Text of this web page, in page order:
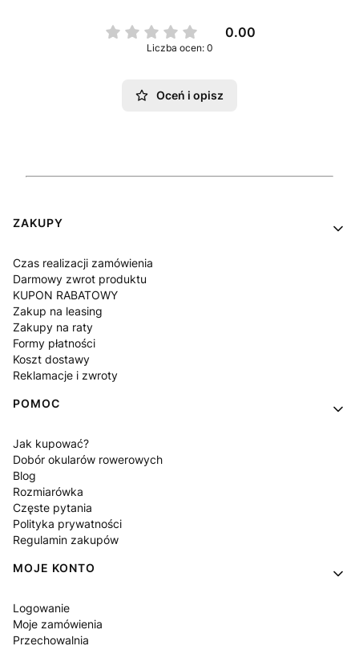
0.00
Liczba ocen: 0
Oceń i opisz
Linki w stopce
ZAKUPY
Czas realizacji zamówienia
Darmowy zwrot produktu
KUPON RABATOWY
Zakup na leasing
Zakupy na raty
Formy płatności
Koszt dostawy
Reklamacje i zwroty
POMOC
Jak kupować?
Dobór okularów rowerowych
Blog
Rozmiarówka
Częste pytania
Polityka prywatności
Regulamin zakupów
MOJE KONTO
Logowanie
Moje zamówienia
Przechowalnia